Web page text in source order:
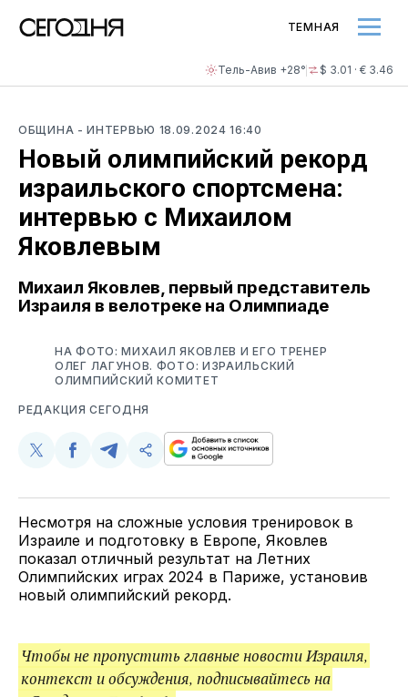
Тель-Авив +28° $ 3.01 · € 3.46
ТЕМНАЯ
ОБЩИНА - ИНТЕРВЬЮ 18.09.2024 16:40
Новый олимпийский рекорд
израильского спортсмена:
интервью с Михаилом
Яковлевым
Михаил Яковлев, первый представитель
Израиля в велотреке на Олимпиаде
НА ФОТО: МИХАИЛ ЯКОВЛЕВ И ЕГО ТРЕНЕР
ОЛЕГ ЛАГУНОВ. ФОТО: ИЗРАИЛЬСКИЙ
ОЛИМПИЙСКИЙ КОМИТЕТ
РЕДАКЦИЯ СЕГОДНЯ
Поделиться
Twitter
Поделиться
Facebook
Поделиться
Telegram
Скопируйте
поделитесь
Несмотря на сложные условия тренировок в
Израиле и подготовку в Европе, Яковлев
показал отличный результат на Летних
Олимпийских играх 2024 в Париже, установив
новый олимпийский рекорд.
Чтобы не пропустить главные новости Израиля,
контекст и обсуждения, подписывайтесь на